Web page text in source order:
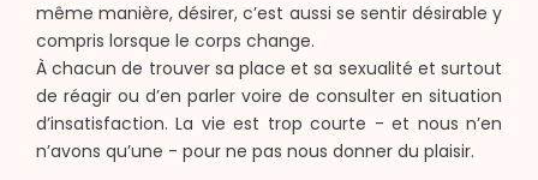
même manière, désirer, c’est aussi se sentir désirable y
compris lorsque le corps change.
À chacun de trouver sa place et sa sexualité et surtout
de réagir ou d’en parler voire de consulter en situation
d’insatisfaction. La vie est trop courte - et nous n’en
n’avons qu’une - pour ne pas nous donner du plaisir.